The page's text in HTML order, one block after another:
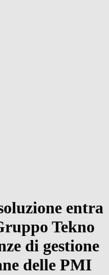
entra
Tekno
di gestione
delle PMI